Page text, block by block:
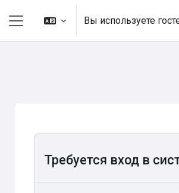
Перейти к основному содержанию
Боковая панель
Вы используете
Требуется вход в